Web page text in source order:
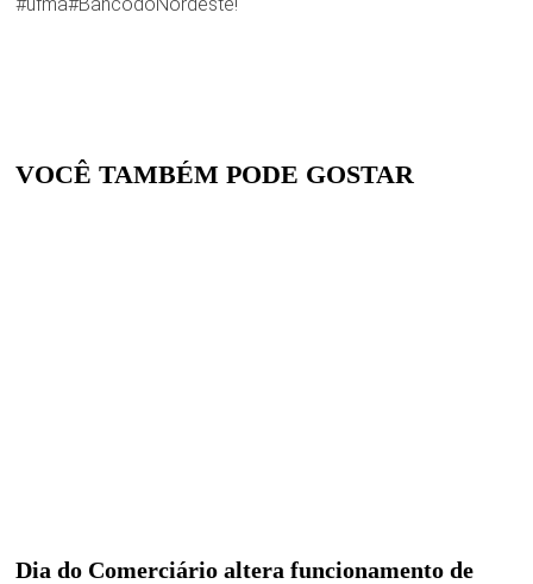
VOCÊ TAMBÉM PODE GOSTAR
Dia do Comerciário altera funcionamento de